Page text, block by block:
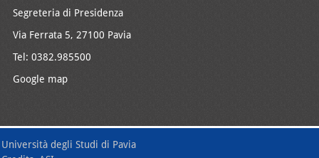
Segreteria di Presidenza
Via Ferrata 5, 27100 Pavia
Tel: 0382.985500
Google map
Università degli Studi di Pavia